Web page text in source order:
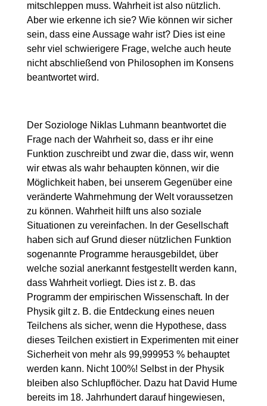
mitschleppen muss. Wahrheit ist also nützlich.
Aber wie erkenne ich sie? Wie können wir sicher
sein, dass eine Aussage wahr ist? Dies ist eine
sehr viel schwierigere Frage, welche auch heute
nicht abschließend von Philosophen im Konsens
beantwortet wird.
Der Soziologe Niklas Luhmann beantwortet die
Frage nach der Wahrheit so, dass er ihr eine
Funktion zuschreibt und zwar die, dass wir, wenn
wir etwas als wahr behaupten können, wir die
Möglichkeit haben, bei unserem Gegenüber eine
veränderte Wahrnehmung der Welt voraussetzen
zu können. Wahrheit hilft uns also soziale
Situationen zu vereinfachen. In der Gesellschaft
haben sich auf Grund dieser nützlichen Funktion
sogenannte Programme herausgebildet, über
welche sozial anerkannt festgestellt werden kann,
dass Wahrheit vorliegt. Dies ist z. B. das
Programm der empirischen Wissenschaft. In der
Physik gilt z. B. die Entdeckung eines neuen
Teilchens als sicher, wenn die Hypothese, dass
dieses Teilchen existiert in Experimenten mit einer
Sicherheit von mehr als 99,999953 % behauptet
werden kann. Nicht 100%! Selbst in der Physik
bleiben also Schlupflöcher. Dazu hat David Hume
bereits im 18. Jahrhundert darauf hingewiesen,